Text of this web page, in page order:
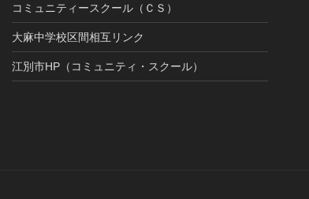
コミュニティースクール（ＣＳ）
大麻中学校区間相互リンク
江別市HP（コミュニティ・スクール）